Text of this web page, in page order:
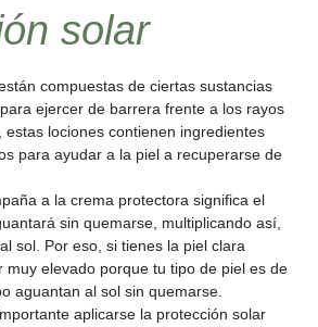
solar
compuestas de ciertas sustancias
ejercer de barrera frente a los rayos
estas lociones contienen ingredientes
para ayudar a la piel a recuperarse de
a la crema protectora significa el
sin quemarse, multiplicando así,
sol. Por eso, si tienes la piel clara
muy elevado porque tu tipo de piel es de
aguantan al sol sin quemarse.
aplicarse la protección solar